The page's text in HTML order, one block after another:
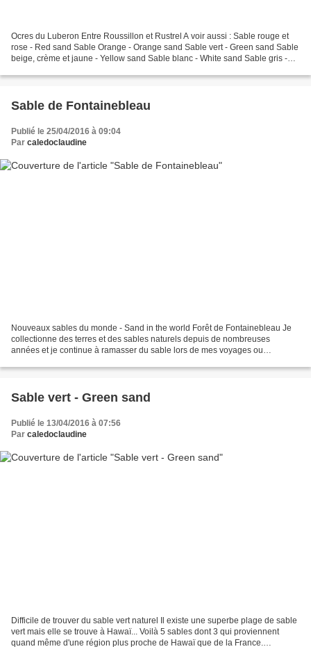
Ocres du Luberon Entre Roussillon et Rustrel A voir aussi : Sable rouge et
rose - Red sand Sable Orange - Orange sand Sable vert - Green sand Sable
beige, crème et jaune - Yellow sand Sable blanc - White sand Sable gris -
Sable de Fontainebleau
Publié le 25/04/2016 à 09:04
Par caledoclaudine
Nouveaux sables du monde - Sand in the world Forêt de Fontainebleau Je
collectionne des terres et des sables naturels depuis de nombreuses
années et je continue à ramasser du sable lors de mes voyages ou
Sable vert - Green sand
Publié le 13/04/2016 à 07:56
Par caledoclaudine
Difficile de trouver du sable vert naturel Il existe une superbe plage de sable
vert mais elle se trouve à Hawaï... Voilà 5 sables dont 3 qui proviennent
quand même d'une région plus proche de Hawaï que de la France.